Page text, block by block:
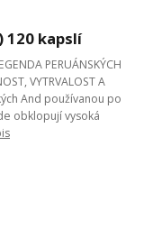
120 kapslí
PERUÁNSKÝCH
VYTRVALOST A
And používanou po
obklopují vysoká